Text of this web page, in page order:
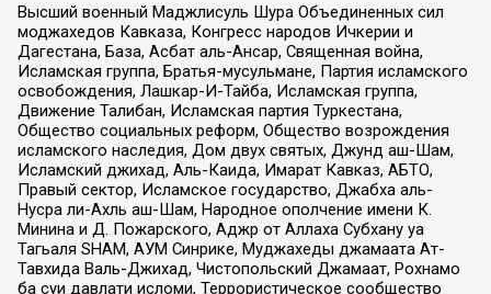
Высший военный Маджлисуль Шура Объединенных сил
моджахедов Кавказа, Конгресс народов Ичкерии и
Дагестана, База, Асбат аль-Ансар, Священная война,
Исламская группа, Братья-мусульмане, Партия исламского
освобождения, Лашкар-И-Тайба, Исламская группа,
Движение Талибан, Исламская партия Туркестана,
Общество социальных реформ, Общество возрождения
исламского наследия, Дом двух святых, Джунд аш-Шам,
Исламский джихад, Аль-Каида, Имарат Кавказ, АБТО,
Правый сектор, Исламское государство, Джабха аль-
Нусра ли-Ахль аш-Шам, Народное ополчение имени К.
Минина и Д. Пожарского, Аджр от Аллаха Субхану уа
Тагьаля SHAM, АУМ Синрике, Муджахеды джамаата Ат-
Тавхида Валь-Джихад, Чистопольский Джамаат, Рохнамо
ба суи давлати исломи, Террористическое сообщество